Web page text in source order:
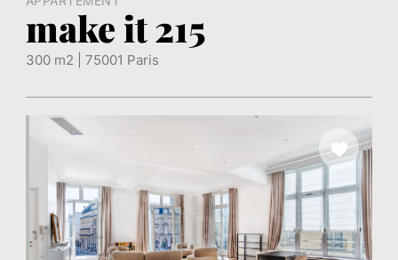
make it 215
300 m2 | 75001 Paris